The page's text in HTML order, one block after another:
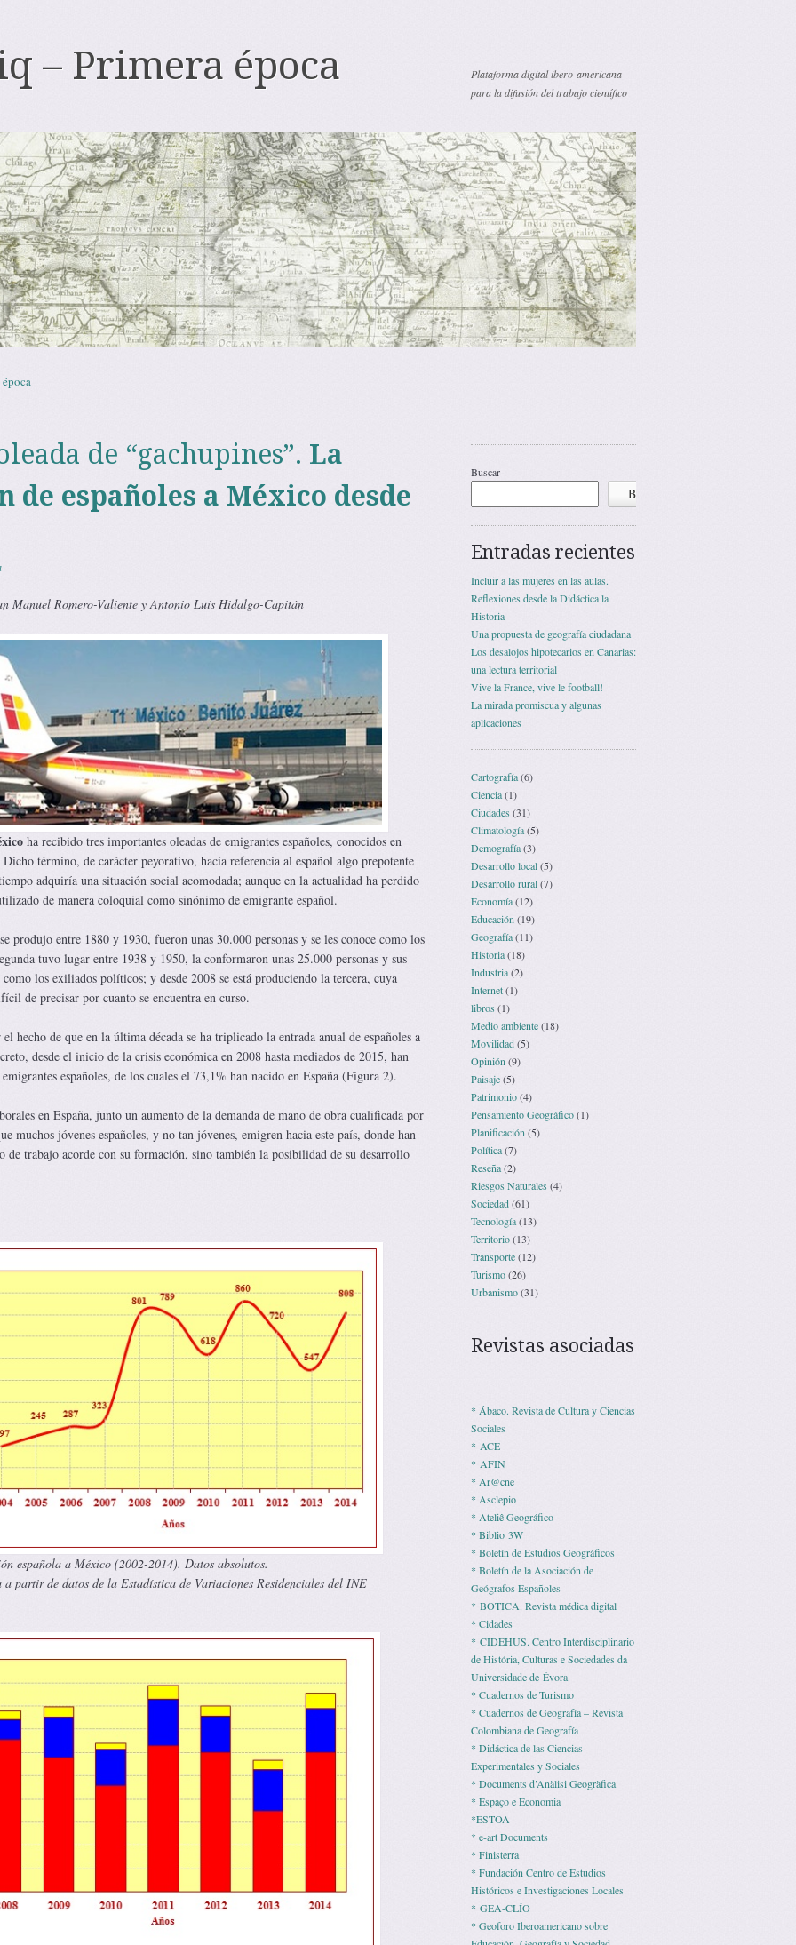
– Primera época
Plataforma digital ibero-americana
para la difusión del trabajo científico
de “gachupines”. La
de españoles a México desde
Manuel Romero-Valiente y Antonio Luís Hidalgo-Capitán
ha recibido tres importantes oleadas de emigrantes españoles, conocidos en
término, de carácter peyorativo, hacía referencia al español algo prepotente
adquiría una situación social acomodada; aunque en la actualidad ha perdido
de manera coloquial como sinónimo de emigrante español.
produjo entre 1880 y 1930, fueron unas 30.000 personas y se les conoce como los
tuvo lugar entre 1938 y 1950, la conformaron unas 25.000 personas y sus
los exiliados políticos; y desde 2008 se está produciendo la tercera, cuya
de precisar por cuanto se encuentra en curso.
hecho de que en la última década se ha triplicado la entrada anual de españoles a
desde el inicio de la crisis económica en 2008 hasta mediados de 2015, han
españoles, de los cuales el 73,1% han nacido en España (Figura 2).
en España, junto un aumento de la demanda de mano de obra cualificada por
muchos jóvenes españoles, y no tan jóvenes, emigren hacia este país, donde han
de trabajo acorde con su formación, sino también la posibilidad de su desarrollo
española a México (2002-2014). Datos absolutos.
partir de datos de la Estadística de Variaciones Residenciales del INE
Buscar
Buscar
Entradas recientes
Incluir a las mujeres en las aulas.
Reflexiones desde la Didáctica la
Historia
Una propuesta de geografía ciudadana
Los desalojos hipotecarios en Canarias:
una lectura territorial
Vive la France, vive le football!
La mirada promiscua y algunas
aplicaciones
Cartografía(6)
Ciencia(1)
Ciudades (31)
Climatología(5)
Demografía(3)
Desarrollo local(5)
Desarrollo rural(7)
Economía(12)
Educación (19)
Geografía(11)
Historia(18)
Industria(2)
Internet(1)
libros(1)
Medio ambiente(18)
Movilidad(5)
Opinión (9)
Paisaje(5)
Patrimonio(4)
Pensamiento Geográfico(1)
Planificación (5)
Política(7)
Reseña(2)
Riesgos Naturales (4)
Sociedad(61)
Tecnología(13)
Territorio(13)
Transporte(12)
Turismo(26)
Urbanismo(31)
Revistas asociadas
* Ábaco. Revista de Cultura y Ciencias
Sociales
* ACE
* AFIN
* Ar@cne
* Asclepio
* Ateliê Geográfico
* Biblio 3W
* Boletín de Estudios Geográficos
* Boletín de la Asociación de
Geógrafos Españoles
* BOTICA. Revista médica digital
* Cidades
* CIDEHUS. Centro Interdisciplinario
de História, Culturas e Sociedades da
Universidade de Évora
* Cuadernos de Turismo
* Cuadernos de Geografía – Revista
Colombiana de Geografía
* Didáctica de las Ciencias
Experimentales y Sociales
* Documents d’Anàlisi Geogràfica
* Espaço e Economia
*ESTOA
* e-art Documents
* Finisterra
* Fundación Centro de Estudios
Históricos e Investigaciones Locales
* GEA-CLÍO
* Geoforo Iberoamericano sobre